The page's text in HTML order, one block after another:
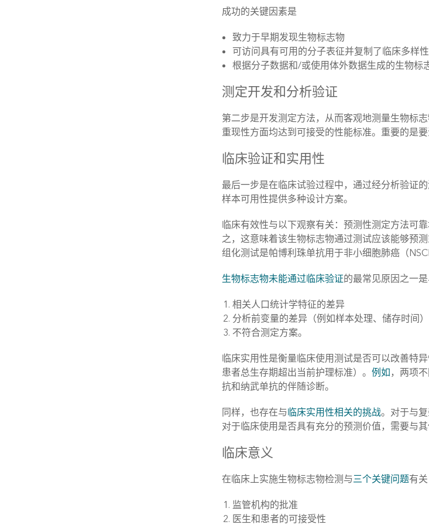
成功的关键因素是
致力于早期发现生物标志物
可访问具有可用的分子表征并复制了临床多样
根据分子数据和/或使用体外数据生成的生物标
测定开发和分析验证
第二步是开发测定方法，从而客观地测量生物标
重现性方面均达到可接受的性能标准。重要的是
临床验证和实用性
最后一步是在临床试验过程中，通过经分析验证
样本可用性提供多种设计方案。
临床有效性与以下观察有关：预测性测定方法可
之，这意味着该生物标志物通过测试应该能够预
组化测试是帕博利珠单抗用于非小细胞肺癌（
生物标志物未能通过临床验证的最常见原因之一
相关人口统计学特征的差异
分析前变量的差异（例如样本处理、储存时间）
不符合测定方案。
临床实用性是衡量临床使用测试是否可以改善特
患者总生存期超出当前护理标准）。例如，两项
抗和纳武单抗的伴随诊断。
同样，也存在与临床实用性相关的挑战。对于与
对于临床使用是否具有充分的预测价值，需要与其
临床意义
在临床上实施生物标志物检测与三个关键问题有关
监管机构的批准
医生和患者的可接受性